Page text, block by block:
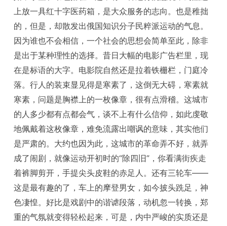
上放一具红十字医药箱，是大众服务的志向。也是稚拙
的，但是，却散发出俄国知识分子民粹派运动的气息。
因为谁也不会相信，一个社会的思想会简单至此，除非
是出于某种理性的选择。昔日大幅的电影广告栏里，现
在是标语的大字。电影院自然还是拉着铁栅栏，门庭冷
落。行人的装束显见得是寒素了，这倒无大碍，寒素就
寒素，问题是胸襟上的一枚像章，很有点滑稽。这城市
的人多少都有点都会气，谈不上有什么信仰，如此虔敬
地佩戴着这枚像章，难免流露出嘲讽的意味，其实他们
是严肃的。大约也因为此，这城市的革命弄不好，就弄
成了闹剧，就像运动开初时的“除四旧”，你看满街疾走
着裤脚剪开，手提尖头皮鞋的赤足人。还有三轮车——
这是最有趣的了，车上的摩登男女，如今披头跣足，神
色凄惶。好比是戏剧中的谐谑段落，动机忽一转换，郑
重的气氛就变得轻松起来，可是，内中严峻的实质还是